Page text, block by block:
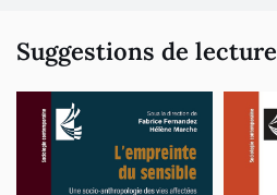
Suggestions de lecture